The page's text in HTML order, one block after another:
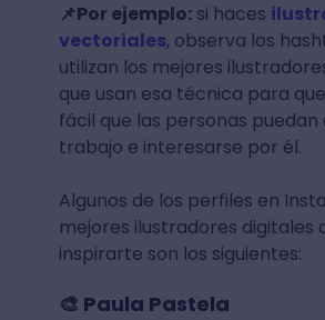
📌Por ejemplo:si haces
vectoriales, observa los
utilizan los mejores
que usan esa técnica para
fácil que las personas
trabajo e interesarse por él.
Algunos de los perfiles en
mejores ilustradores digitales
inspirarte son los siguientes:
🎨 Paula Pastela